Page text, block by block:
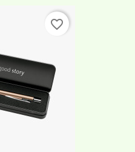
favorite_border